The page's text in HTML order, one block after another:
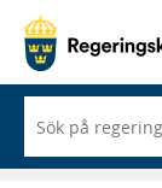
du
börjar
skriva